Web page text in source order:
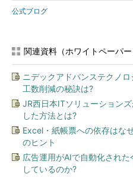
公式ブログ
関連資料（ホワイトペーパー
ニデックアドバンステクノロ
工数削減の秘訣は?
JR西日本ITソリューション
した方法とは?
Excel・紙帳票への依存はな
のヒント
広告運用がAIで自動化され
しているのか?